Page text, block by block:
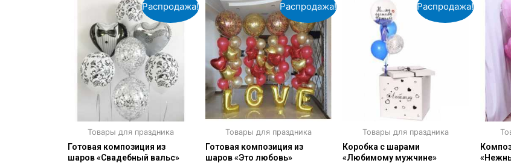
Распродажа!
Товары для праздника
Готовая композиция из
шаров «Свадебный вальс»
Распродажа!
Товары для праздника
Готовая композиция из
шаров «Это любовь»
Распродажа!
Товары для праздника
Коробка с шарами
«Любимому мужчине»